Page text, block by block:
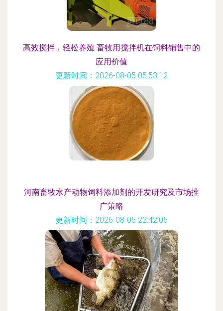
高效搅拌，轻松养殖 畜牧用搅拌机在饲料销售中的
应用价值
更新时间：2026-08-05 05:53:12
河南畜牧水产动物饲料添加剂的开发研究及市场推
广策略
更新时间：2026-08-05 22:42:05